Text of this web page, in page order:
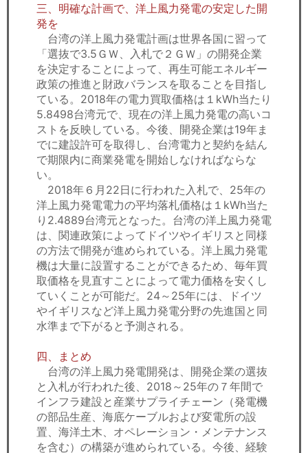
三、明確な計画で、洋上風力発電の安定した開
発を
台湾の洋上風力発電計画は世界各国に習って
「選抜で3.5ＧＷ、入札で２ＧＷ」の開発企業
を決定することによって、再生可能エネルギー
政策の推進と財政バランスを取ることを目指し
ている。2018年の電力買取価格は１kWh当たり
5.8498台湾元で、現在の洋上風力発電の高いコ
ストを反映している。今後、開発企業は19年ま
でに建設許可を取得し、台湾電力と契約を結ん
で期限内に商業発電を開始しなければならな
い。
2018年６月22日に行われた入札で、25年の
洋上風力発電電力の平均落札価格は１kWh当た
り2.4889台湾元となった。台湾の洋上風力発電
は、関連政策によってドイツやイギリスと同様
の方法で開発が進められている。洋上風力発電
機は大量に設置することができるため、毎年買
取価格を見直すことによって電力価格を安くし
ていくことが可能だ。24～25年には、ドイツ
やイギリスなど洋上風力発電分野の先進国と同
水準まで下がると予測される。
四、まとめ
台湾の洋上風力発電開発は、開発企業の選抜
と入札が行われた後、2018～25年の７年間で
インフラ建設と産業サプライチェーン（発電機
の部品生産、海底ケーブルおよび変電所の設
置、海洋土木、オペレーション・メンテナンス
を含む）の構築が進められている。今後、経験